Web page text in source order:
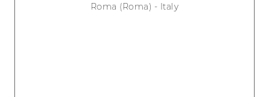
Roma (Roma) - Italy